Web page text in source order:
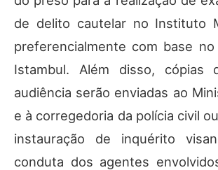
de delito cautelar no Instituto
preferencialmente com base
Istambul. Além disso, cópias
audiência serão enviadas ao
e à corregedoria da polícia civil
instauração de inquérito
conduta dos agentes